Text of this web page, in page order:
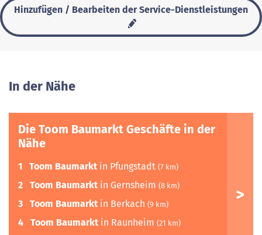
Hinzufügen / Bearbeiten der Service-Dienstleistungen
In der Nähe
Die Toom Baumarkt Geschäfte in der
Nähe
1 Toom Baumarkt in Pfungstadt (7 km)
2 Toom Baumarkt in Gernsheim (8 km)
3 Toom Baumarkt in Berkach (9 km)
4 Toom Baumarkt in Raunheim (21 km)